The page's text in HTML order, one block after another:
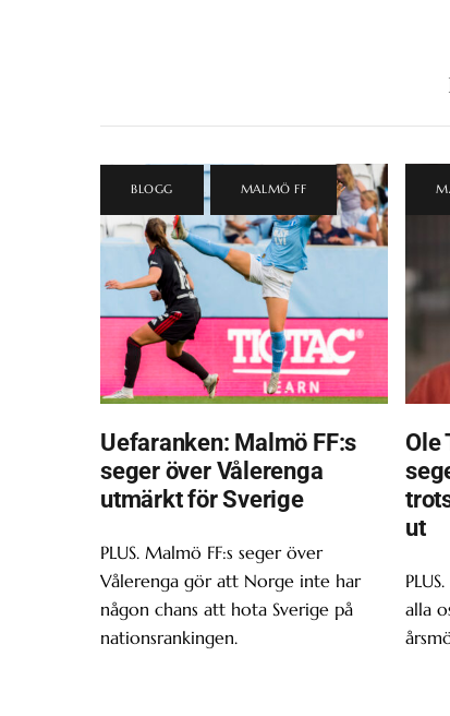
BLOGG MALMÖ FF
Uefaranken: Malmö FF:s
seger över Vålerenga
utmärkt för Sverige
PLUS. Malmö FF:s seger över
Vålerenga gör att Norge inte har
någon chans att hota Sverige på
nationsrankingen.
Ole
ut
alla